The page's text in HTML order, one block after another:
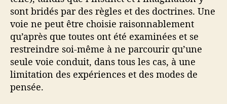
sont bridés par des règles et des doctrines. Une
voie ne peut être choisie raisonnablement
qu’après que toutes ont été examinées et se
restreindre soi-même à ne parcourir qu’une
seule voie conduit, dans tous les cas, à une
limitation des expériences et des modes de
pensée.